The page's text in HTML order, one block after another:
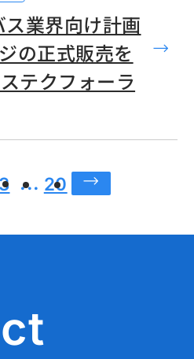
ス業界向け計画
の正式販売を
テクフォーラ
3 ... 間のページは省
20